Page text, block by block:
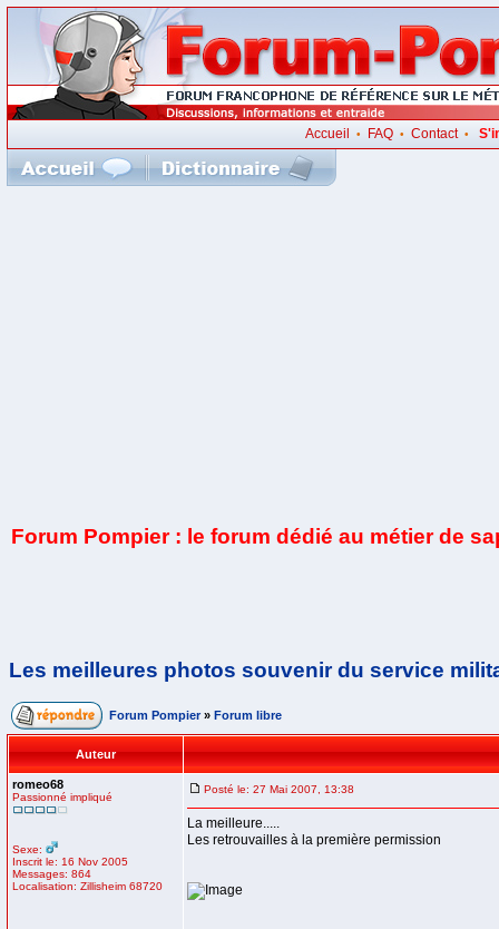
Accueil • FAQ• Contact•
Forum Pompier : le forum dédié au métier de
Les meilleures photos souvenir du service
Forum Pompier » Forum libre
Auteur
romeo68
Passionné impliqué
Sexe:
Inscrit le: 16 Nov 2005
Messages: 864
Localisation: Zillisheim 68720
Posté le: 27 Mai 2007, 13:38
La meilleure.....
Les retrouvailles à la première permission